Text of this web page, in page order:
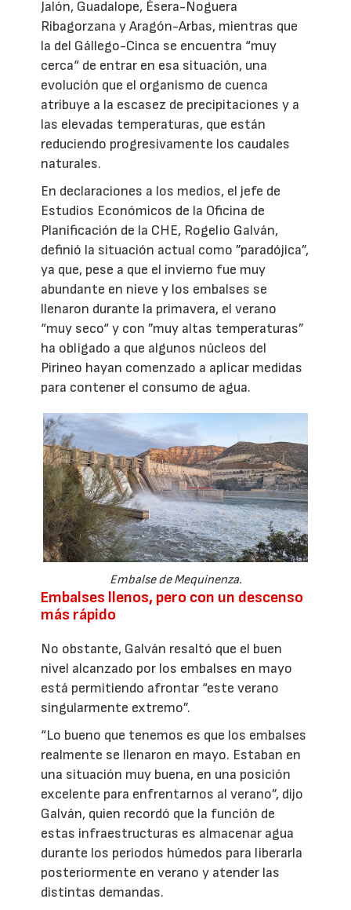
Jalón, Guadalope, Ésera-Noguera
Ribagorzana y Aragón-Arbas, mientras que
la del Gállego-Cinca se encuentra “muy
cerca“ de entrar en esa situación, una
evolución que el organismo de cuenca
atribuye a la escasez de precipitaciones y a
las elevadas temperaturas, que están
reduciendo progresivamente los caudales
naturales.
En declaraciones a los medios, el jefe de
Estudios Económicos de la Oficina de
Planificación de la CHE, Rogelio Galván,
definió la situación actual como ”paradójica”,
ya que, pese a que el invierno fue muy
abundante en nieve y los embalses se
llenaron durante la primavera, el verano
“muy seco“ y con ”muy altas temperaturas”
ha obligado a que algunos núcleos del
Pirineo hayan comenzado a aplicar medidas
para contener el consumo de agua.
Embalse de Mequinenza.
Embalses llenos, pero con un descenso
más rápido
No obstante, Galván resaltó que el buen
nivel alcanzado por los embalses en mayo
está permitiendo afrontar “este verano
singularmente extremo”.
“Lo bueno que tenemos es que los embalses
realmente se llenaron en mayo. Estaban en
una situación muy buena, en una posición
excelente para enfrentarnos al verano”, dijo
Galván, quien recordó que la función de
estas infraestructuras es almacenar agua
durante los periodos húmedos para liberarla
posteriormente en verano y atender las
distintas demandas.